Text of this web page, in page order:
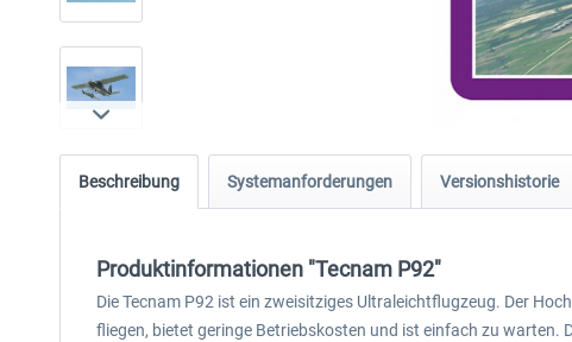
Beschreibung Systemanforderungen Versionshistorie
Produktinformationen "Tecnam P92"
Die Tecnam P92 ist ein zweisitziges Ultraleichtflugzeug. Der
fliegen, bietet geringe Betriebskosten und ist einfach zu